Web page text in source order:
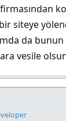
siteye
da bunun
vesile